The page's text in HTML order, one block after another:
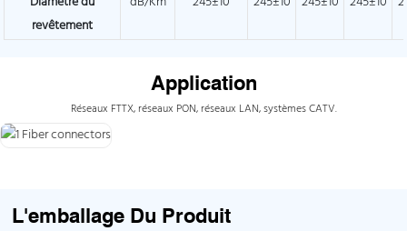
revêtement
Application
Réseaux FTTX, réseaux PON, réseaux LAN, systèmes CATV.
L'emballage Du Produit